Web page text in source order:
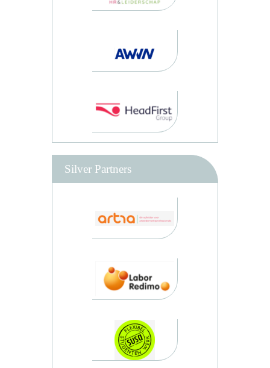
Silver Partners